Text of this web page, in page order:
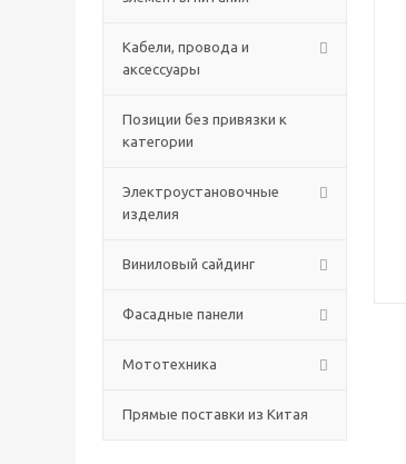
Кабели, провода и
аксессуары
Позиции без привязки к
категории
Электроустановочные
изделия
Виниловый сайдинг
Фасадные панели
Мототехника
Прямые поставки из Китая